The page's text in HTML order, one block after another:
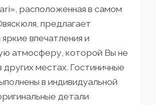
расположенная в самом
предлагает
впечатления и
атмосферу, которой Вы не
других местах. Гостиничные
в индивидуальной
детали